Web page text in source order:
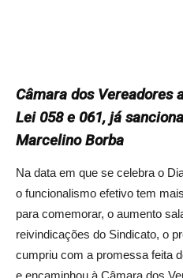
Câmara dos Vereadores
Lei 058 e 061, já
Marcelino Borba
Na data em que se celebra o
o funcionalismo efetivo tem
para comemorar, o aumento
reivindicações do Sindicato, o
cumpriu com a promessa feita
e encaminhou à Câmara dos